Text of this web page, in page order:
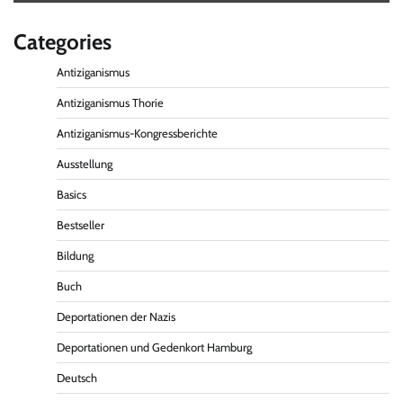
Categories
Antiziganismus
Antiziganismus Thorie
Antiziganismus-Kongressberichte
Ausstellung
Basics
Bestseller
Bildung
Buch
Deportationen der Nazis
Deportationen und Gedenkort Hamburg
Deutsch